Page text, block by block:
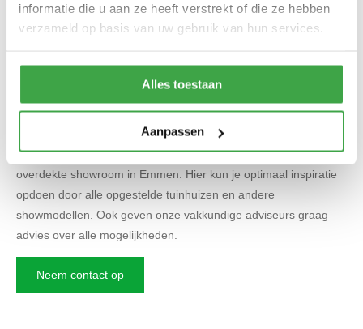
informatie die u aan ze heeft verstrekt of die ze hebben
verzameld op basis van uw gebruik van hun services.
Alles toestaan
Aanpassen
bijvoorbeeld een grasmaaier, op te gaan bergen in het tuinhuis?
Inspiratie & advies: tuinhuizen op maat
Tuinbeurs Nederland helpt je graag tijdens jouw zoektocht naar
het ideale tuinhuis. Je kunt vrijblijvend contact met ons
opnemen, we heten je van harte welkom in onze grote
overdekte showroom in Emmen. Hier kun je optimaal inspiratie
opdoen door alle opgestelde tuinhuizen en andere
showmodellen. Ook geven onze vakkundige adviseurs graag
advies over alle mogelijkheden.
Neem contact op